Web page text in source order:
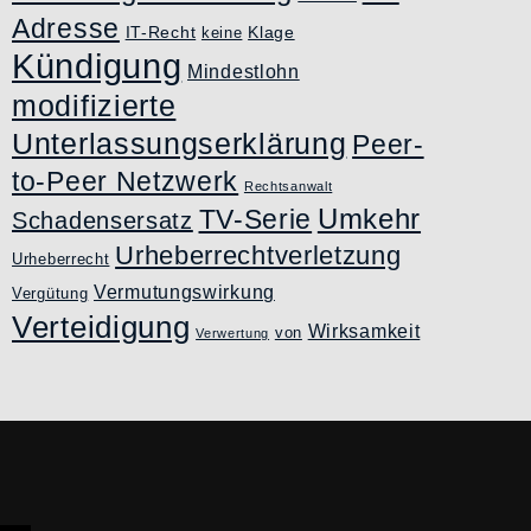
Adresse IT-Recht keine Klage
Kündigung Mindestlohn
modifizierte
Unterlassungserklärung Peer-
to-Peer Netzwerk
Rechtsanwalt
Schadensersatz TV-Serie Umkehr
Urheberrecht Urheberrechtverletzung
Vergütung Vermutungswirkung
Verteidigung Verwertung von Wirksamkeit